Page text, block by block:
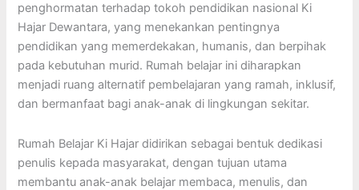
penghormatan terhadap tokoh pendidikan nasional Ki
Hajar Dewantara, yang menekankan pentingnya
pendidikan yang memerdekakan, humanis, dan berpihak
pada kebutuhan murid. Rumah belajar ini diharapkan
menjadi ruang alternatif pembelajaran yang ramah, inklusif,
dan bermanfaat bagi anak-anak di lingkungan sekitar.
Rumah Belajar Ki Hajar didirikan sebagai bentuk dedikasi
penulis kepada masyarakat, dengan tujuan utama
membantu anak-anak belajar membaca, menulis, dan